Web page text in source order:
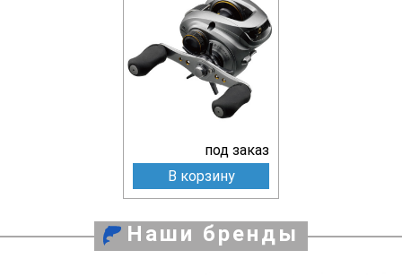
под заказ
В корзину
Наши бренды